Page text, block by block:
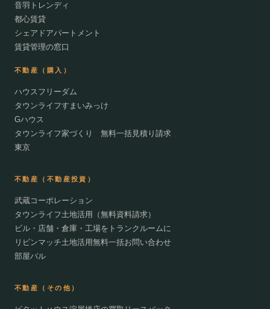
音羽トレンディ
都心賃貸
シェアドアパートメント
賃貸管理の窓口
不動産（購入）
ハウスフリーダム
タウンライフすまいみっけ
Gハウス
タウンライフ家づくり 無料一括見積り請求
東京
不動産（不動産投資）
武蔵コーポレーション
タウンライフ土地活用（無料資料請求）
ビル・店舗・倉庫・工場をトランクルームに
リビンマッチ土地活用無料一括お問い合わせ
部屋バル
不動産（その他）